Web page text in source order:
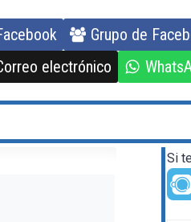
Grupo de
electrónico
Si